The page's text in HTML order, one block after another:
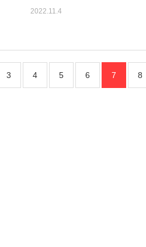
2022.11.4
3 4 5 6 7 8